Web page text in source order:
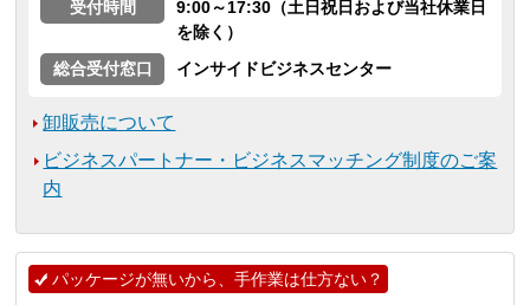
受付時間
9:00～17:30（土日祝日および当社休業日
を除く）
総合受付窓口
インサイドビジネスセンター
卸販売について
ビジネスパートナー・ビジネスマッチング制度のご案
内
パッケージが無いから、手作業は仕方ない？